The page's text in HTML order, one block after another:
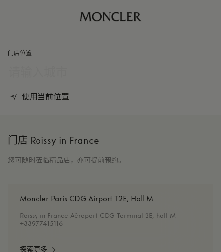
门店位置
使用当前位置
门店 Roissy in France
您可随时莅临精品店，亦可提前预约。
Moncler Paris CDG Airport T2E, Hall M
Roissy in France Aéroport CDG Terminal 2E, hall M
+33977415116​
探索更多